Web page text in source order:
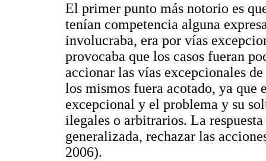
El primer punto más notorio es
tenían competencia alguna
involucraba, era por vías
provocaba que los casos fueran
accionar las vías excepcionales
los mismos fuera acotado, ya que
excepcional y el problema y su
ilegales o arbitrarios. La
generalizada, rechazar las
2006).